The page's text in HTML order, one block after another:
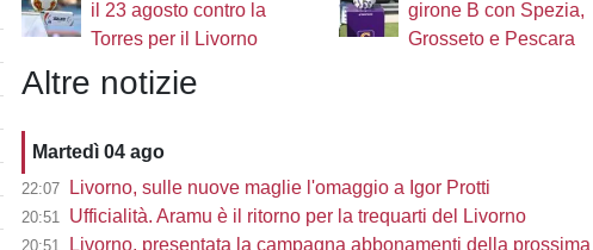
il 23 agosto contro la
Torres per il Livorno
girone B con Spezia,
Grosseto e Pescara
Altre notizie
Martedì 04 ago
22:07 Livorno, sulle nuove maglie l'omaggio a Igor Protti
20:51 Ufficialità. Aramu è il ritorno per la trequarti del Livorno
20:51 Livorno, presentata la campagna abbonamenti della prossima stagione